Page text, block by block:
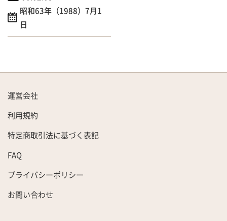
昭和63年（1988）7月1
日
運営会社
利用規約
特定商取引法に基づく表記
FAQ
プライバシーポリシー
お問い合わせ